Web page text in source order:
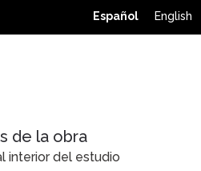
Español English
de la obra
interior del estudio